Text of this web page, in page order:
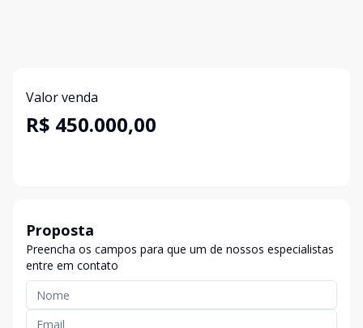
Valor venda
R$ 450.000,00
Proposta
Preencha os campos para que um de nossos especialistas
entre em contato